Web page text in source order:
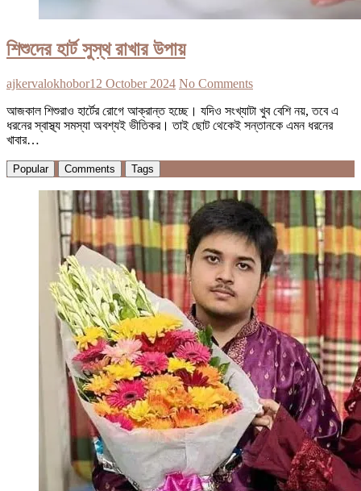
শিশুদের হার্ট সুস্থ রাখার উপায়
ajkervalokhobor12 October 2024 No Comments
আজকাল শিশুরাও হার্টের রোগে আক্রান্ত হচ্ছে। যদিও সংখ্যাটা খুব বেশি নয়, তবে এ
ধরনের স্বাস্থ্য সমস্যা অবশ্যই ভীতিকর। তাই ছোট থেকেই সন্তানকে এমন ধরনের
খাবার…
Popular Comments Tags